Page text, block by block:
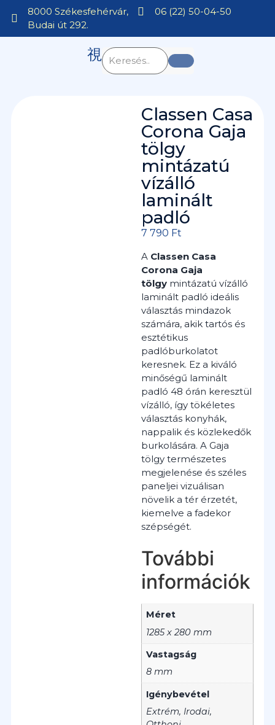
8000 Székesfehérvár,
Budai út 292.
06 (22) 50-04-50
Classen Casa
Corona Gaja
tölgy
mintázatú
vízálló
laminált
padló
7 790 Ft
A Classen Casa
Corona Gaja
tölgymintázatú vízálló
laminált padló ideális
választás mindazok
számára, akik tartós és
esztétikus
padlóburkolatot
keresnek. Ez a kiváló
minőségű laminált
padló 48 órán keresztül
vízálló, így tökéletes
választás konyhák,
nappalik és közlekedők
burkolására. A Gaja
tölgy természetes
megjelenése és széles
paneljei vizuálisan
növelik a tér érzetét,
kiemelve a fadekor
szépségét.
További
információk
Méret
1285 x 280 mm
Vastagság
8 mm
Igénybevétel
Extrém, Irodai,